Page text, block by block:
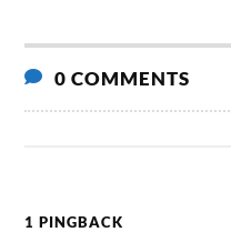
0 COMMENTS
1 PINGBACK